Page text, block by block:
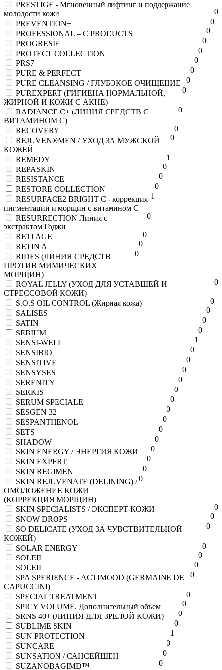
0
PRESTIGE - Мгновенный лифтинг и поддержание
молодости кожи
0
PREVENTION+
0
PROFESSIONAL – C PRODUCTS
0
PROGRESIF
0
PROTECT COLLECTION
0
PRS7
0
PURE & PERFECT
0
PURE CLEANSING / ГЛУБОКОЕ ОЧИЩЕНИЕ
0
PUREXPERT (ГИГИЕНА НОРМАЛЬНОЙ,
ЖИРНОЙ И КОЖИ С АКНЕ)
0
RADIANCE C+ (ЛИНИЯ СРЕДСТВ С
ВИТАМИНОМ C)
0
RECOVERY
0
REJUVEN®MEN / УХОД ЗА МУЖСКОЙ
КОЖЕЙ
1
REMEDY
0
REPASKIN
0
RESISTANCE
0
RESTORE COLLECTION
1
RESURFACE2 BRIGHT C - коррекция
пигментации и морщин с витамином С
0
RESURRECTION Линия с
экстрактом Годжи
0
RETI AGE
0
RETIN A
0
RIDES (ЛИНИЯ СРЕДСТВ
ПРОТИВ МИМИЧЕСКИХ
МОРЩИН)
0
ROYAL JELLY (УХОД ДЛЯ УСТАВШЕЙ И
СТРЕССОВОЙ КОЖИ)
0
S.O.S OIL CONTROL (Жирная кожа)
0
SALISES
0
SATIN
0
SEBIUM
1
SENSI-WELL
0
SENSIBIO
0
SENSITIVE
0
SENSYSES
0
SERENITY
0
SERKIS
0
SERUM SPECIALE
0
SESGEN 32
0
SESPANTHENOL
0
SETS
0
SHADOW
0
SKIN ENERGY / ЭНЕРГИЯ КОЖИ
0
SKIN EXPERT
0
SKIN REGIMEN
0
SKIN REJUVENATE (DELINING) /
ОМОЛОЖЕНИЕ КОЖИ
(КОРРЕКЦИЯ МОРЩИН)
0
SKIN SPECIALISTS / ЭКСПЕРТ КОЖИ
0
SNOW DROPS
0
SO DELICATE (УХОД ЗА ЧУВСТВИТЕЛЬНОЙ
КОЖЕЙ)
0
SOLAR ENERGY
0
SOLEIL
0
SOLEIL
0
SPA SPERIENCE - ACTIMOOD (GERMAINE DE
CAPUCCINI)
0
SPECIAL TREATMENT
0
SPICY VOLUME. Дополнительный объем
0
SRNS 40+ (ЛИНИЯ ДЛЯ ЗРЕЛОЙ КОЖИ)
0
SUBLIME SKIN
1
SUN PROTECTION
0
SUNCARE
0
SUNSATION / САНСЕЙШЕН
0
SUZANOBAGIMD™